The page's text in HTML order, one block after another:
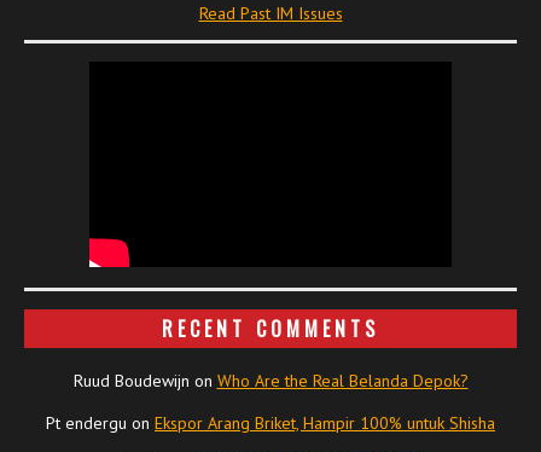
Read Past IM Issues
RECENT COMMENTS
Ruud Boudewijn on Who Are the Real Belanda Depok?
Pt endergu on Ekspor Arang Briket, Hampir 100% untuk Shisha